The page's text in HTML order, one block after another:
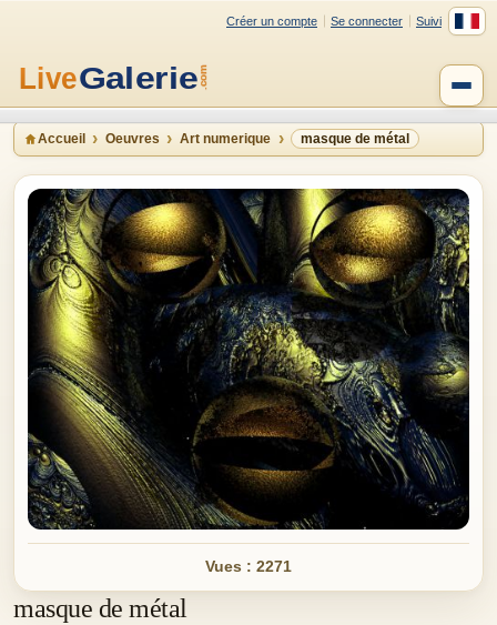
Créer un compte Se connecter Suivi
Accueil Oeuvres Art numerique masque de métal
Vues : 2271
masque de métal